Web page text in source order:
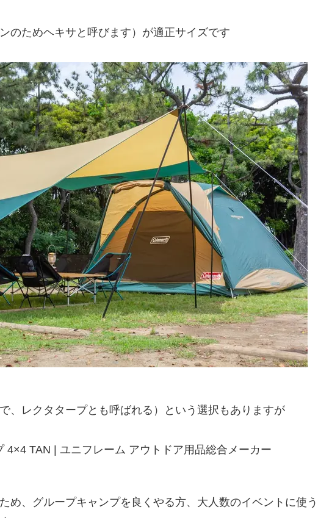
のためヘキサと呼びます）が適正サイズです
、レクタタープとも呼ばれる）という選択もありますが
め、グループキャンプを良くやる方、大人数のイベントに使う